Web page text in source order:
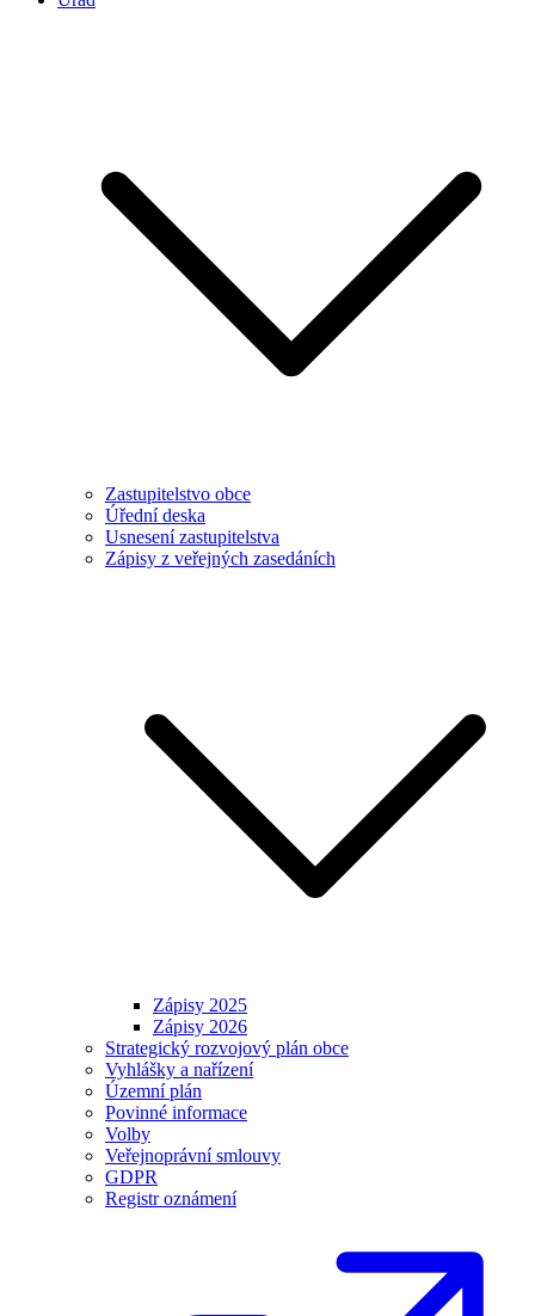
Zastupitelstvo obce
Úřední deska
Usnesení zastupitelstva
Zápisy z veřejných zasedáních
Zápisy 2025
Zápisy 2026
Strategický rozvojový plán obce
Vyhlášky a nařízení
Územní plán
Povinné informace
Volby
Veřejnoprávní smlouvy
GDPR
Registr oznámení